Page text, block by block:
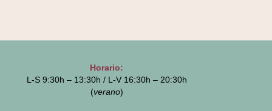
Horario:
L-S 9:30h – 13:30h / L-V 16:30h – 20:30h
(verano)